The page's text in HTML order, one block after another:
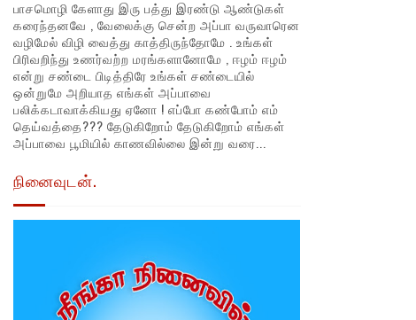
பாசமொழி கேளாது இரு பத்து இரண்டு ஆண்டுகள்
கரைந்தனவே , வேலைக்கு சென்ற அப்பா வருவாரென
வழிமேல் விழி வைத்து காத்திருந்தோமே . உங்கள்
பிரிவறிந்து உணர்வற்ற மரங்களானோமே , ஈழம் ஈழம்
என்று சண்டை பிடித்திரே உங்கள் சண்டையில்
ஒன்றுமே அறியாத எங்கள் அப்பாவை
பலிக்கடாவாக்கியது ஏனோ ! எப்போ கண்போம் எம்
தெய்வத்தை??? தேடுகிறோம் தேடுகிறோம் எங்கள்
அப்பாவை பூமியில் காணவில்லை இன்று வரை...
நினைவுடன்.